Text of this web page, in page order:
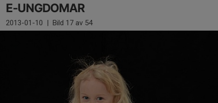
E-UNGDOMAR
2013-01-10 | Bild 17 av 54